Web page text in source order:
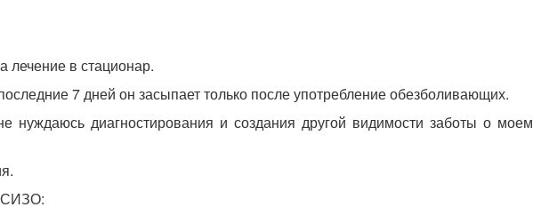
лечение в стационар.
7 дней он засыпает только после употребление обезболивающих.
нуждаюсь диагностирования и создания другой видимости заботы о моем
СИЗО: